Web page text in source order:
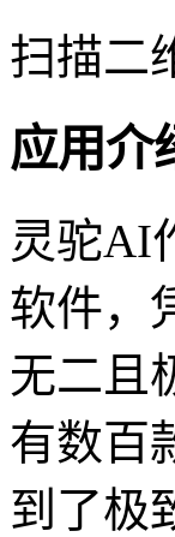
扫描二
应用介
灵驼AI
软件，
无二且
有数百
到了极